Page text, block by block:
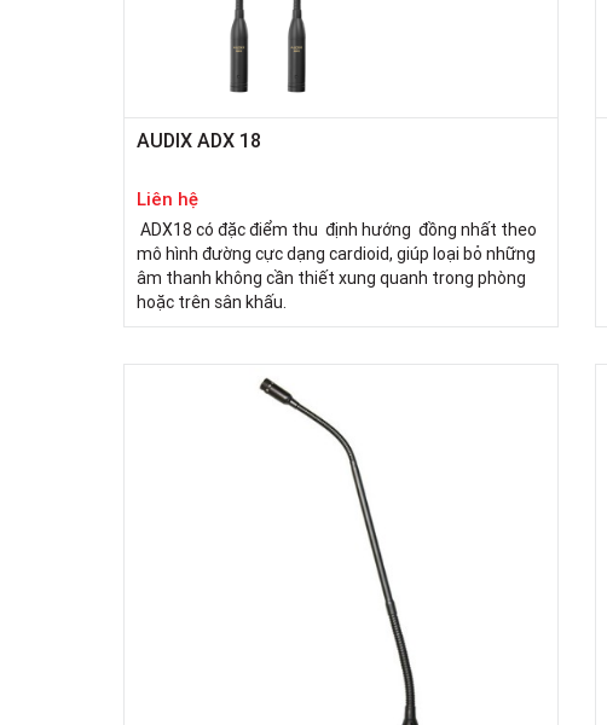
AUDIX ADX 18
Liên hệ
ADX18 có đặc điểm thu định hướng đồng nhất theo
mô hình đường cực dạng cardioid, giúp loại bỏ những
âm thanh không cần thiết xung quanh trong phòng
hoặc trên sân khấu.